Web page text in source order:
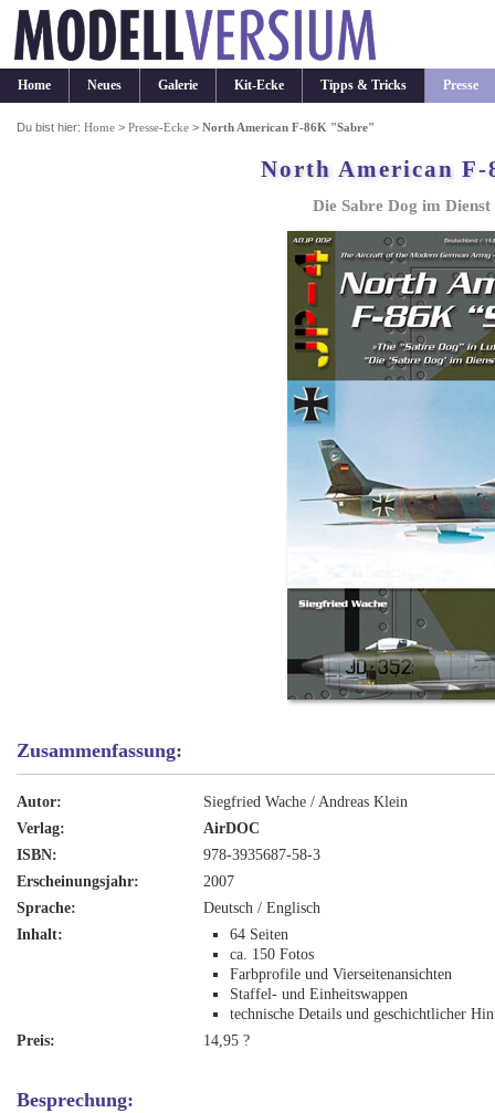
Home Neues Galerie Kit-Ecke Tipps & Tricks Presse
Du bist hier:Home >Presse-Ecke >North American F-86K "Sabre"
North American
Die Sabre Dog im
Zusammenfassung:
Autor:
Siegfried Wache / Andreas Klein
Verlag:
AirDOC
ISBN:
978-3935687-58-3
Erscheinungsjahr:
2007
Sprache:
Deutsch / Englisch
Inhalt:
64 Seiten
ca. 150 Fotos
Farbprofile und Vierseitenansichten
Staffel- und Einheitswappen
technische Details und geschichtlicher
Preis:
14,95 ?
Besprechung: